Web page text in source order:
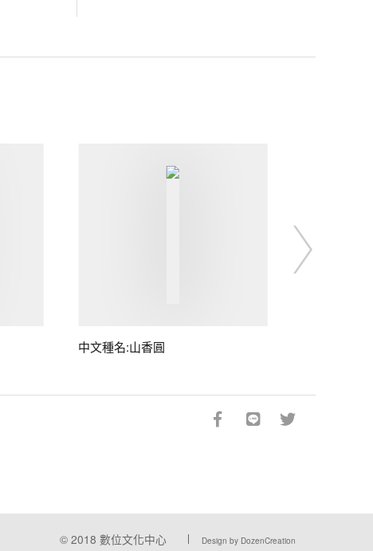
中文種名:山香圓
© 2018 數位文化中心 Design by DozenCreation